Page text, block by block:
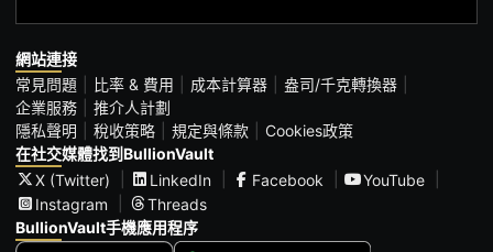
網站連接
常見問題
比率 & 費用 成本計算器
盎司/千克轉換器
企業服務
推介人計劃
隱私聲明
稅收策略 規定與條款
Cookies政策
在社交媒體找到BullionVault
X (Twitter)
LinkedIn Facebook
YouTube
Instagram
Threads
BullionVault手機應用程序